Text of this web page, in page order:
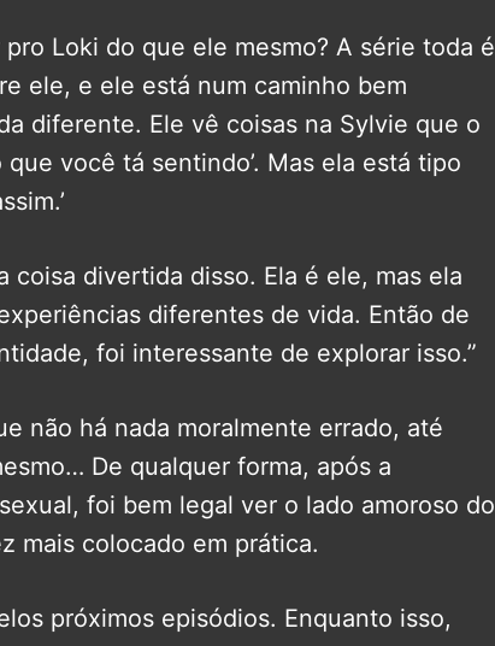
pro Loki do que ele mesmo? A série toda é
ele, e ele está num caminho bem
diferente. Ele vê coisas na Sylvie que o
que você tá sentindo’. Mas ela está tipo
coisa divertida disso. Ela é ele, mas ela
diferentes de vida. Então de
foi interessante de explorar isso.”
não há nada moralmente errado, até
De qualquer forma, após a
foi bem legal ver o lado amoroso do
mais colocado em prática.
próximos episódios. Enquanto isso,